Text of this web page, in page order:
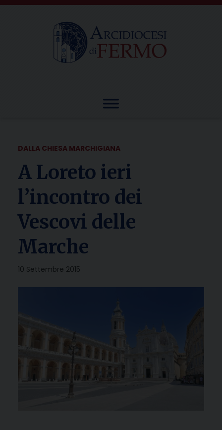
Skip
DALLA CHIESA MARCHIGIANA
A Loreto ieri
l’incontro dei
Vescovi delle
Marche
10 Settembre 2015